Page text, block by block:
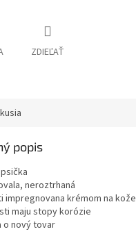
ZDIEĽAŤ
popis
neroztrhaná
impregnovana krémom na kože
maju stopy korózie
o nový tovar